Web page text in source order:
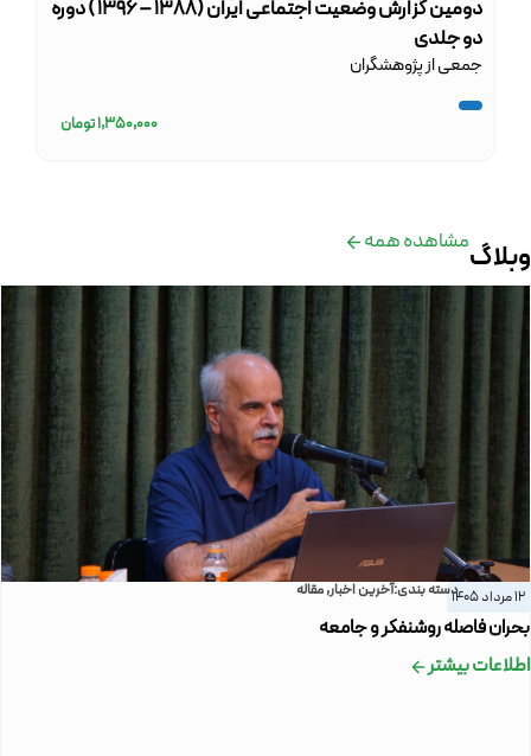
دومین گزارش وضعیت اجتماعی ایران (۱۳۸۸ – ۱۳۹۶ ) دوره
دو جلدی
جمعی از پژوهشگران
1,350,000تومان
وبلاگمشاهده همه
12 مرداد 1405 دسته بندی:آخرین اخبار,مقاله
بحران فاصله روشنفکر و جامعه
اطلاعات بیشتر